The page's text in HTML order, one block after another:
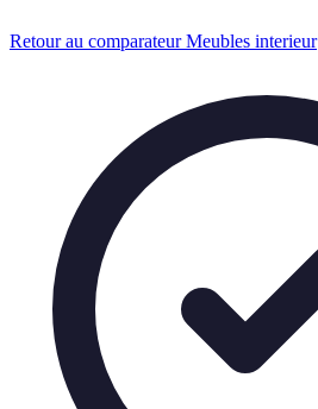
Retour au comparateur Meubles interieur